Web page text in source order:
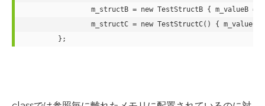
		m_structB =
new TestStructB { m_valueB =
		m_structC =
new TestStructC() { m_valueC